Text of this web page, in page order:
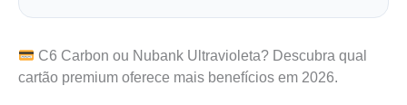
C6 Carbon ou Nubank Ultravioleta? Descubra qual
cartão premium oferece mais benefícios em 2026.